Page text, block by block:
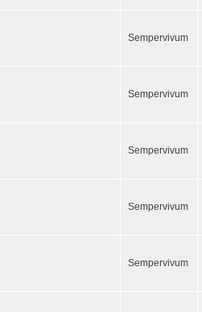
Sempervivum
Sempervivum
Sempervivum
Sempervivum
Sempervivum